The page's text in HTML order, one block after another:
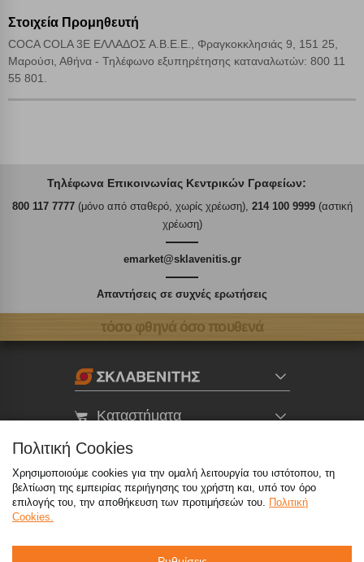
Στοιχεία Προμηθευτή
COCA COLA 3E ΕΛΛΑΔΟΣ Α.Β.Ε.Ε., Φραγκοκκλησιάς 9, 151 25,
Μαρούσι, Αθήνα - Τηλέφωνο εξυπηρέτησης καταναλωτών: 800 11
55 801.
Τηλέφωνα Επικοινωνίας Κεντρικών Γραφείων:
800 117 7777(μόνο από σταθερό, χωρίς χρέωση), 214 100 9999(αστική
χρέωση)
emarket@sklavenitis.gr
Απαντήσεις σε συχνές ερωτήσεις
τόσο φθηνά όσο πουθενά
Καταστήματα
eMarket
800 117 7777 (μόνο από σταθερό, χωρίς χρέωση),
info@sklavenitis.gr
Πολιτική Cookies
Χρησιμοποιούμε cookies για την ομαλή λειτουργία του ιστότοπου, τη
βελτίωση της εμπειρίας περιήγησης του χρήστη και, υπό τον όρο
επιλογής του, την αποθήκευση των προτιμήσεών του. Πολιτική
Cookies.